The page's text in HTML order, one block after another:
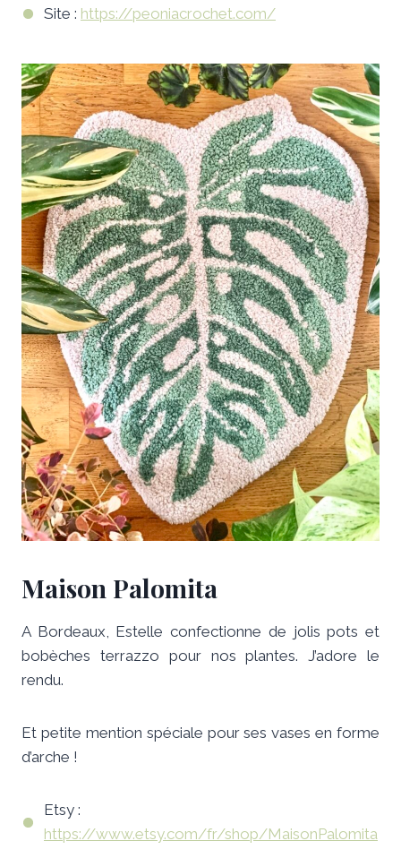
Site : https://peoniacrochet.com/
Maison Palomita
A Bordeaux, Estelle confectionne de jolis pots et
bobèches terrazzo pour nos plantes. J’adore le
rendu.
Et petite mention spéciale pour ses vases en forme
d’arche !
Etsy :
https://www.etsy.com/fr/shop/MaisonPalomita